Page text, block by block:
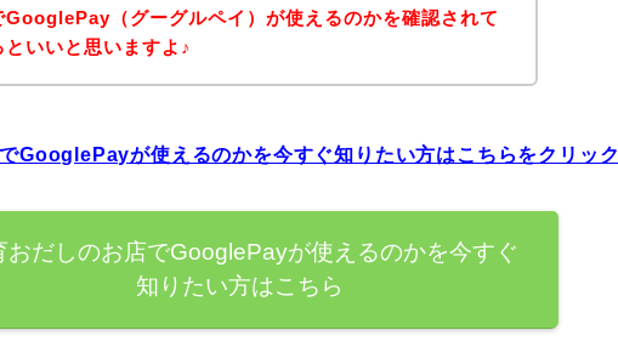
GooglePay（グーグルペイ）が使えるのかを確認されて
といいと思いますよ♪
GooglePayが使えるのかを今すぐ知りたい方はこちらをクリック
おだしのお店でGooglePayが使えるのかを今すぐ
知りたい方はこちら